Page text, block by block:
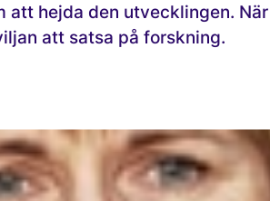
att hejda den utvecklingen.
att satsa på forskning.